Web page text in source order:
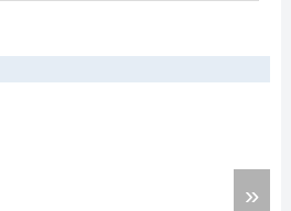
»